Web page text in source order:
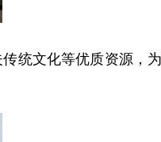
统文化等优质资源，